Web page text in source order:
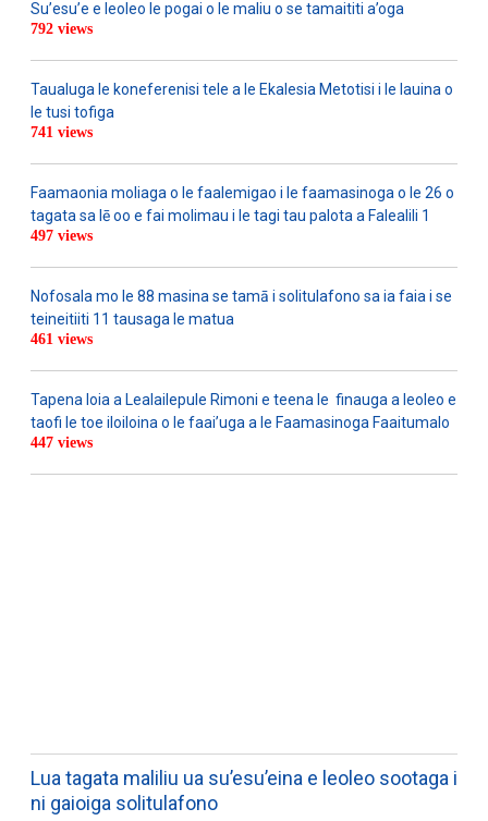
Su’esu’e e leoleo le pogai o le maliu o se tamaititi a’oga
792 views
Taualuga le koneferenisi tele a le Ekalesia Metotisi i le lauina o
le tusi tofiga
741 views
Faamaonia moliaga o le faalemigao i le faamasinoga o le 26 o
tagata sa lē oo e fai molimau i le tagi tau palota a Falealili 1
497 views
Nofosala mo le 88 masina se tamā i solitulafono sa ia faia i se
teineitiiti 11 tausaga le matua
461 views
Tapena loia a Lealailepule Rimoni e teena le finauga a leoleo e
taofi le toe iloiloina o le faai’uga a le Faamasinoga Faaitumalo
447 views
Lua tagata maliliu ua su’esu’eina e leoleo sootaga i
ni gaioiga solitulafono